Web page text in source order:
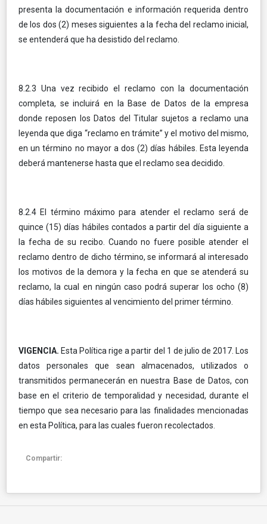
presenta la documentación e información requerida dentro
de los dos (2) meses siguientes a la fecha del reclamo inicial,
se entenderá que ha desistido del reclamo.
8.2.3 Una vez recibido el reclamo con la documentación
completa, se incluirá en la Base de Datos de la empresa
donde reposen los Datos del Titular sujetos a reclamo una
leyenda que diga “reclamo en trámite” y el motivo del mismo,
en un término no mayor a dos (2) días hábiles. Esta leyenda
deberá mantenerse hasta que el reclamo sea decidido.
8.2.4 El término máximo para atender el reclamo será de
quince (15) días hábiles contados a partir del día siguiente a
la fecha de su recibo. Cuando no fuere posible atender el
reclamo dentro de dicho término, se informará al interesado
los motivos de la demora y la fecha en que se atenderá su
reclamo, la cual en ningún caso podrá superar los ocho (8)
días hábiles siguientes al vencimiento del primer término.
VIGENCIA. Esta Política rige a partir del 1 de julio de 2017. Los
datos personales que sean almacenados, utilizados o
transmitidos permanecerán en nuestra Base de Datos, con
base en el criterio de temporalidad y necesidad, durante el
tiempo que sea necesario para las finalidades mencionadas
en esta Política, para las cuales fueron recolectados.
Compartir: